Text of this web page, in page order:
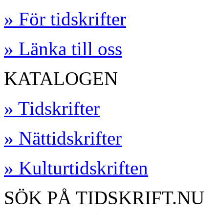
» För tidskrifter
» Länka till oss
KATALOGEN
» Tidskrifter
» Nättidskrifter
» Kulturtidskriften
SÖK PÅ TIDSKRIFT.NU